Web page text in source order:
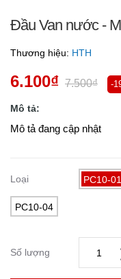
Đầu Van nước -
Thương hiệu: HTH
6.100₫ 7.500₫ -
Mô tả:
Mô tả đang cập nhật
Loại PC10-01
PC10-04
Số lượng